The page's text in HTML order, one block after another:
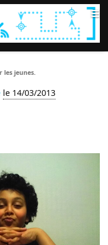
≡
les jeunes.
le 14/03/2013